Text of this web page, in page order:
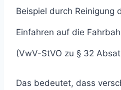
Beispiel durch Reinigung
Einfahren auf die
(VwV-StVO zu § 32
Das bedeutet, dass